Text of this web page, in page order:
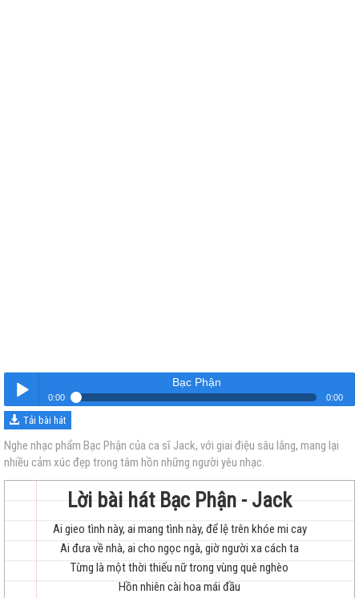
Nghe
Bạc Phận
0:00 0:00
Bạc Phận
Tải bài hát
Nghe nhạc phẩm Bạc Phận của ca sĩ Jack, với giai điệu sâu lắng, mang lại
nhiều cảm xúc đẹp trong tâm hồn những người yêu nhạc.
Lời bài hát Bạc Phận - Jack
Ai gieo tình này, ai mang tình này, để lệ trên khóe mi cay
Ai đưa về nhà, ai cho ngọc ngà, giờ người xa cách ta
Từng là một thời thiếu nữ trong vùng quê nghèo
Hồn nhiên cài hoa mái đầu